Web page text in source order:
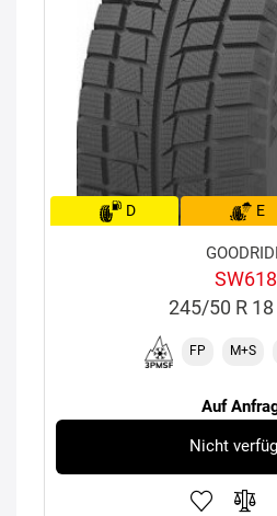
D E
SW618
245/50 R
FP M+S
Auf
Nicht